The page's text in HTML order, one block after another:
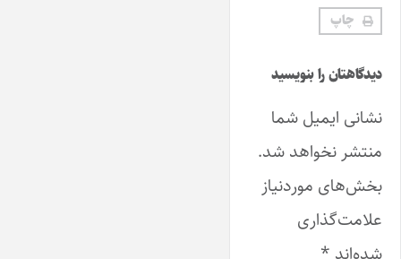
چاپ
دیدگاهتان را بنویسید
نشانی ایمیل شما
منتشر نخواهد شد.
بخش‌های موردنیاز
علامت‌گذاری